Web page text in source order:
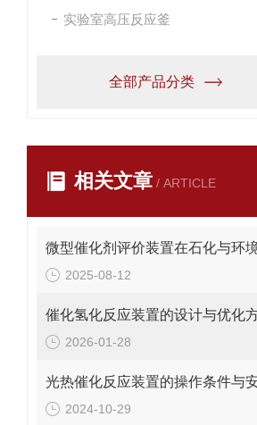
实验室高压反应釜
全部产品分类
相关文章 / ARTICLE
2025-08-12
2026-01-28
2024-10-29